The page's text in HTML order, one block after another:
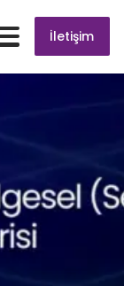
İletişim